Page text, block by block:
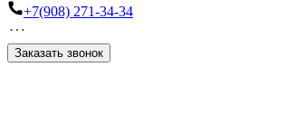
+7(908) 271-34-34
Заказать звонок